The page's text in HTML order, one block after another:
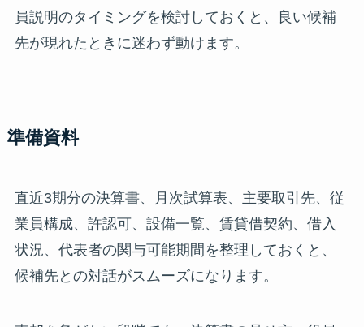
員説明のタイミングを検討しておくと、良い候補
先が現れたときに迷わず動けます。
準備資料
直近3期分の決算書、月次試算表、主要取引先、従
業員構成、許認可、設備一覧、賃貸借契約、借入
状況、代表者の関与可能期間を整理しておくと、
候補先との対話がスムーズになります。